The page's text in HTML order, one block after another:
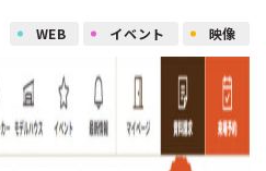
WEB イベント 映像